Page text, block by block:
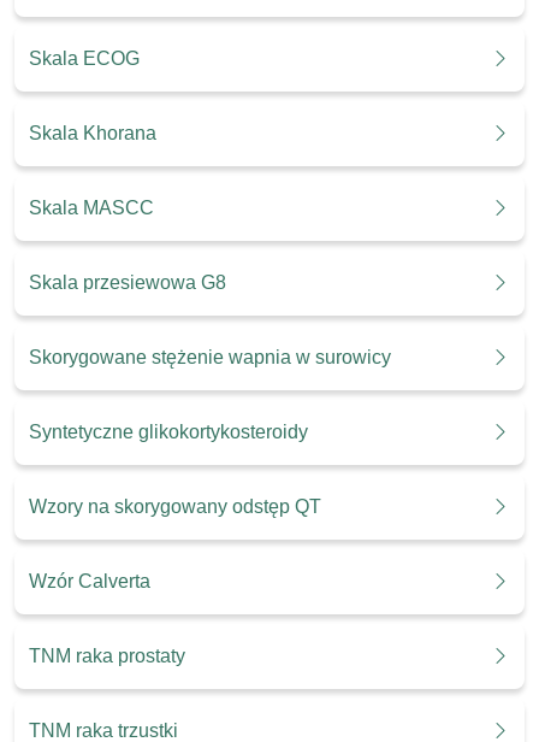
Skala ECOG
Skala Khorana
Skala MASCC
Skala przesiewowa G8
Skorygowane stężenie wapnia w surowicy
Syntetyczne glikokortykosteroidy
Wzory na skorygowany odstęp QT
Wzór Calverta
TNM raka prostaty
TNM raka trzustki